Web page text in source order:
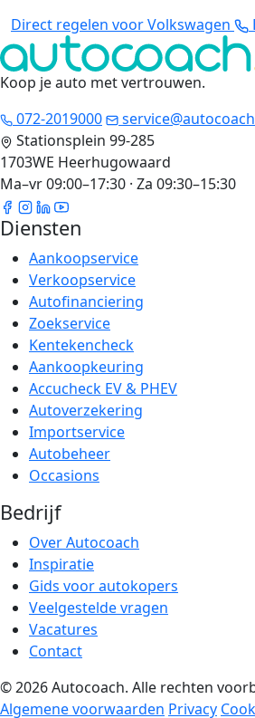
Direct regelen voor Volkswagen
Koop je auto met vertrouwen.
072-2019000
Stationsplein 99-285
1703WE Heerhugowaard
Ma–vr 09:00–17:30 · Za 09:30–15:30
Diensten
Aankoopservice
Verkoopservice
Autofinanciering
Zoekservice
Kentekencheck
Aankoopkeuring
Accucheck EV & PHEV
Autoverzekering
Importservice
Autobeheer
Occasions
Bedrijf
Over Autocoach
Inspiratie
Gids voor autokopers
Veelgestelde vragen
Vacatures
Contact
© 2026 Autocoach. Alle rechten
Algemene voorwaarden Privacy